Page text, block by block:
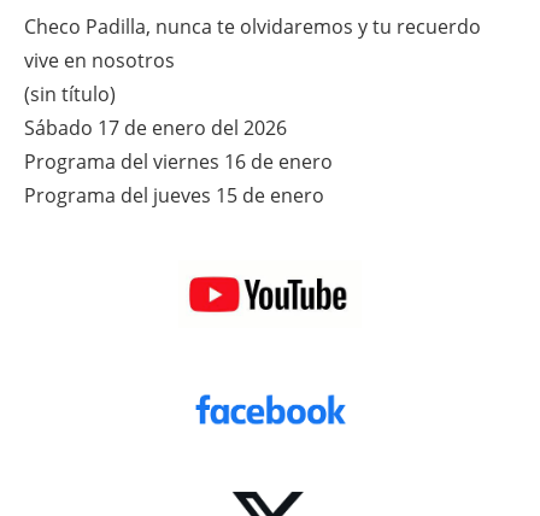
Checo Padilla, nunca te olvidaremos y tu recuerdo
vive en nosotros
(sin título)
Sábado 17 de enero del 2026
Programa del viernes 16 de enero
Programa del jueves 15 de enero